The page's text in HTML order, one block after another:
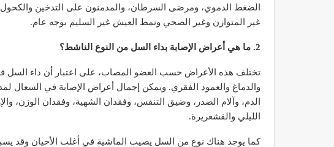
الضغط الدموي، ومرضى السرطان، والمدمنون على التدخين والكحول
غير المتوازن وغير الصحي ونمط العيش غير السليم بوجه عام.
2. ما هي أعراض الإصابة بداء السل من النوع الناشط؟
تختلف هذه الأعراض حسب العضو المصاب، على اعتبار أن داء السل
والدماغ والعمود الفقري. ويمكن إجمال أعراض الإصابة في السعال
الدم، وآلام الصدر، وضيق التنفس، وفقدان الشهية، وفقدان الوزن،
الليلي والقشعريرة.
كما يوجد هناك نوع من السل يصيب الماشية في أغلب الأحيان وقد
الدكتور مصطفى مودن يقدم نصائح مهمة